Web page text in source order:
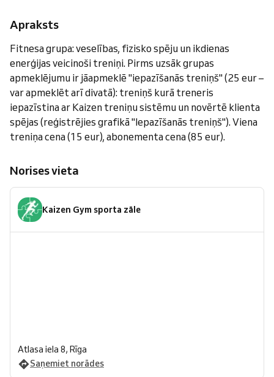
Apraksts
Fitnesa grupa: veselības, fizisko spēju un ikdienas
enerģijas veicinoši treniņi. Pirms uzsāk grupas
apmeklējumu ir jāapmeklē "iepazīšanās treniņš" (25 eur –
var apmeklēt arī divatā): treniņš kurā treneris
iepazīstina ar Kaizen treniņu sistēmu un novērtē klienta
spējas (reģistrējies grafikā "Iepazīšanās treniņš"). Viena
treniņa cena (15 eur), abonementa cena (85 eur).
Norises vieta
Kaizen Gym sporta zāle
Atlasa iela 8, Rīga
Saņemiet norādes